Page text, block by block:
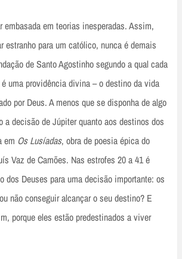
embasada em teorias inesperadas. Assim,
estranho para um católico, nunca é demais
de Santo Agostinho segundo a qual cada
uma providência divina – o destino da vida
por Deus. A menos que se disponha de algo
a decisão de Júpiter quanto aos destinos dos
em Os Lusíadas, obra de poesia épica do
Vaz de Camões. Nas estrofes 20 a 41 é
dos Deuses para uma decisão importante: os
não conseguir alcançar o seu destino? E
porque eles estão predestinados a viver